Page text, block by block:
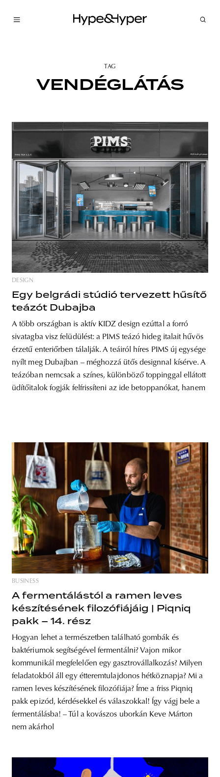
budapest poland branding
TAG
VENDÉGLÁTÁS
DESIGN
Egy belgrádi stúdió tervezett hűsítő
teázót Dubajba
A több országban is aktív KIDZ design ezúttal a forró
sivatagba visz felüdülést: a PIMS teázó hideg italait hűvös
érzetű enteriőrben tálalják. A teáiról híres PIMS új egysége
nyílt meg Dubajban – méghozzá ütős designnal kísérve. A
teázóban nemcsak a színes, különböző toppinggal ellátott
üdítőitalok fogják felfrissíteni az ide betoppanókat, hanem
BUSINESS
A fermentálástól a ramen leves
készítésének filozófiájáig | Piqniq
pakk – 14. rész
Hogyan lehet a természetben található gombák és
baktériumok segítségével fermentálni? Vajon mikor
kommunikál megfelelően egy gasztrovállalkozás? Milyen
feladatokból áll egy étteremtulajdonos hétköznapja? Mi a
ramen leves készítésének filozófiája? Íme a friss Piqniq
pakk epizód, kérdésekkel és válaszokkal! Így vágj bele a
fermentálásba! – Túl a kovászos uborkán Keve Márton
nem akárhol